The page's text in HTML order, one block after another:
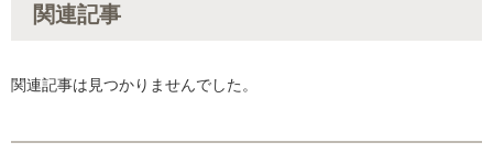
関連記事
関連記事は見つかりませんでした。